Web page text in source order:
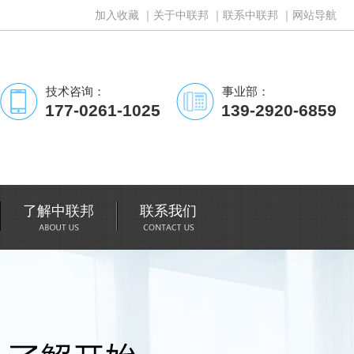
加入收藏 关于中联邦 联系中联邦 网站导航
技术咨询：
177-0261-1025
事业部：
139-2920-6859
了解中联邦 联系我们